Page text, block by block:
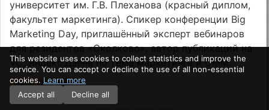
университет им. Г.В. Плеханова (красный диплом,
факультет маркетинга). Спикер конференции Big
Marketing Day, приглашённый эксперт вебинаров
для резидентов «Сколково», автор публикаций на
VC, Яндекс.Дзене по теме маркетинга и СММ.
Чат в Telegram
This website uses cookies to collect statistics and improve the
service. You can accept or decline the use of all non-essential
cookies. Learn more
Accept all
Decline all